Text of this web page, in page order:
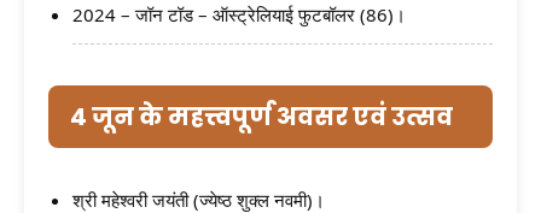
2024 – जॉन टॉड – ऑस्ट्रेलियाई फुटबॉलर (86)।
4 जून के महत्त्वपूर्ण अवसर एवं उत्सव
श्री महेश्वरी जयंती (ज्येष्ठ शुक्ल नवमी)।